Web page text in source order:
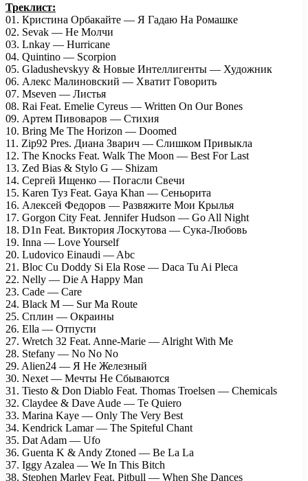
Треклист:
01. Кристина Орбакайте — Я Гадаю На Ромашке
02. Sevak — Не Молчи
03. Lnkay — Hurricane
04. Quintino — Scorpion
05. Gladushevskyy & Новые Интеллигенты — Художник
06. Алекс Малиновский — Хватит Говорить
07. Mseven — Листья
08. Rai Feat. Emelie Cyreus — Written On Our Bones
09. Артем Пивоваров — Стихия
10. Bring Me The Horizon — Doomed
11. Zip92 Pres. Диана Зварич — Слишком Привыкла
12. The Knocks Feat. Walk The Moon — Best For Last
13. Zed Bias & Stylo G — Shizam
14. Сергей Ищенко — Погасли Свечи
15. Karen Туз Feat. Gaya Khan — Сеньорита
16. Алексей Федоров — Развяжите Мои Крылья
17. Gorgon City Feat. Jennifer Hudson — Go All Night
18. D1n Feat. Виктория Лоскутова — Сука-Любовь
19. Inna — Love Yourself
20. Ludovico Einaudi — Abc
21. Bloc Cu Doddy Si Ela Rose — Daca Tu Ai Pleca
22. Nelly — Die A Happy Man
23. Cade — Care
24. Black M — Sur Ma Route
25. Сплин — Окраины
26. Ella — Отпусти
27. Wretch 32 Feat. Anne-Marie — Alright With Me
28. Stefany — No No No
29. Alien24 — Я Не Железный
30. Nexet — Мечты Не Сбываются
31. Tiesto & Don Diablo Feat. Thomas Troelsen — Chemicals
32. Claydee & Dave Aude — Te Quiero
33. Marina Kaye — Only The Very Best
34. Kendrick Lamar — The Spiteful Chant
35. Dat Adam — Ufo
36. Guenta K & Andy Ztoned — Be La La
37. Iggy Azalea — We In This Bitch
38. Stephen Marley Feat. Pitbull — When She Dances